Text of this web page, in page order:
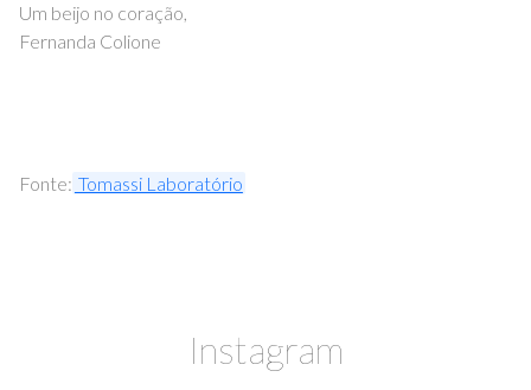
Um beijo no coração,
Fernanda Colione
Fonte: Tomassi Laboratório
Instagram